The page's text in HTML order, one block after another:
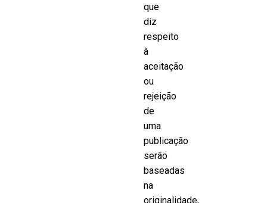
que
diz
respeito
à
aceitação
ou
rejeição
de
uma
publicação
serão
baseadas
na
originalidade,